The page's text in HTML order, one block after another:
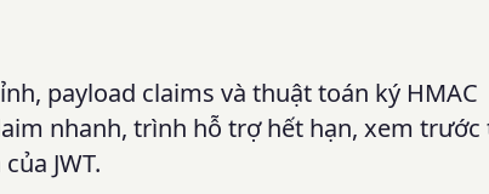
payload claims và thuật toán ký HMAC
nhanh, trình hỗ trợ hết hạn, xem
JWT.